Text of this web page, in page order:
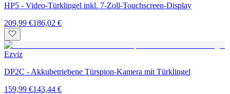
HP5 - Video-Türklingel inkl. 7-Zoll-Touchscreen-Display
209,99 €186,02 €
Ezviz
DP2C - Akkubetriebene Türspion-Kamera mit Türklingel
159,99 €143,44 €